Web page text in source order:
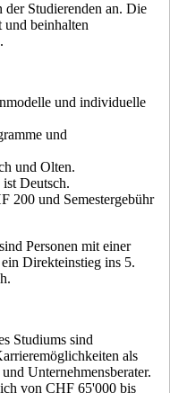
Studierenden an. Die
und beinhalten
und individuelle
und
und Olten.
Deutsch.
200 und Semestergebühr
Personen mit einer
Direkteinstieg ins 5.
Studiums sind
als
Unternehmensberater.
von CHF 65'000 bis